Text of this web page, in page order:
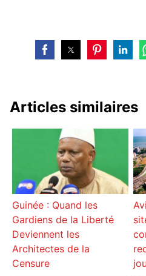
Articles similaires
Guinée : Quand les
Gardiens de la Liberté
Deviennent les
Architectes de la
Censure